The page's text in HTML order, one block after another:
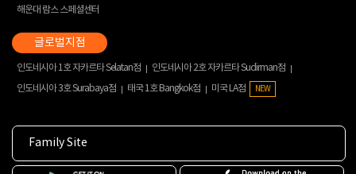
해운대 람스 스페셜센터
인도네시아 1호 자카르타 Selatan점
인도네시아 2호 자카르타 Sudirman점
인도네시아 3호 Surabaya점
태국 1호 Bangkok점 미국 LA점 NEW
Family Site